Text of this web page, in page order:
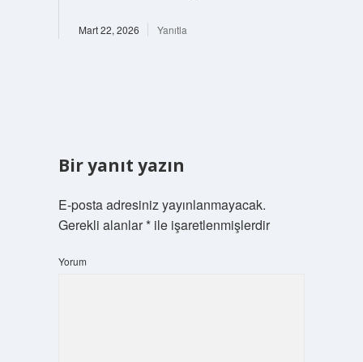
Mart 22, 2026 Yanıtla
Bir yanıt yazın
E-posta adresiniz yayınlanmayacak.
Gerekli alanlar*ile işaretlenmişlerdir
Yorum